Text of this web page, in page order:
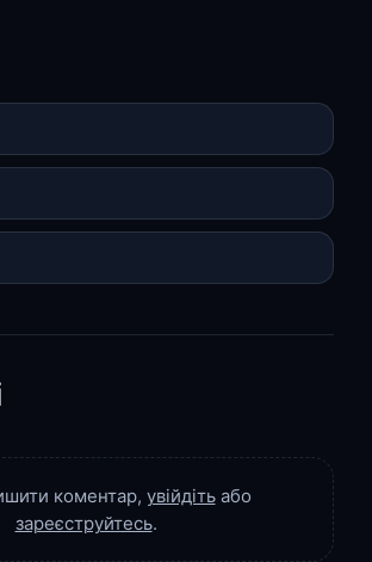
коментар, увійдітьабо
зареєструйтесь.